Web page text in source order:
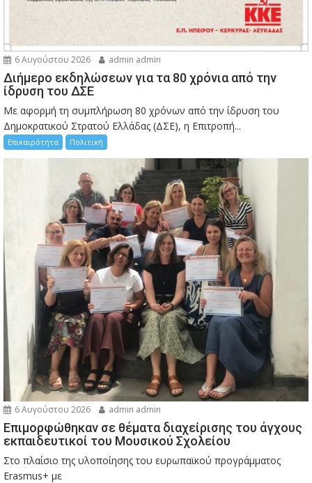
6 Αυγούστου 2026 admin admin
Διήμερο εκδηλώσεων για τα 80 χρόνια από την
ίδρυση του ΔΣΕ
Με αφορμή τη συμπλήρωση 80 χρόνων από την ίδρυση του
Δημοκρατικού Στρατού Ελλάδας (ΔΣΕ), η Επιτροπή...
Επικαιρότητα Πολιτική
6 Αυγούστου 2026 admin admin
Eπιμορφώθηκαν σε θέματα διαχείρισης του άγχους
εκπαιδευτικοί του Μουσικού Σχολείου
Στο πλαίσιο της υλοποίησης του ευρωπαϊκού προγράμματος
Erasmus+ με